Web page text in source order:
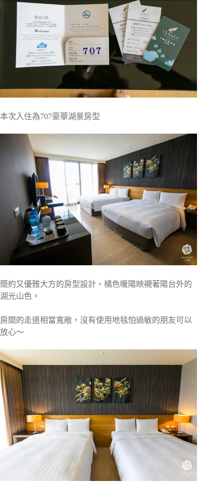
本次入住為707豪華湖景房型
簡約又優雅大方的房型設計，橘色暖陽映襯著陽台外的
湖光山色。
房間的走道相當寬敞，沒有使用地毯怕過敏的朋友可以
放心～